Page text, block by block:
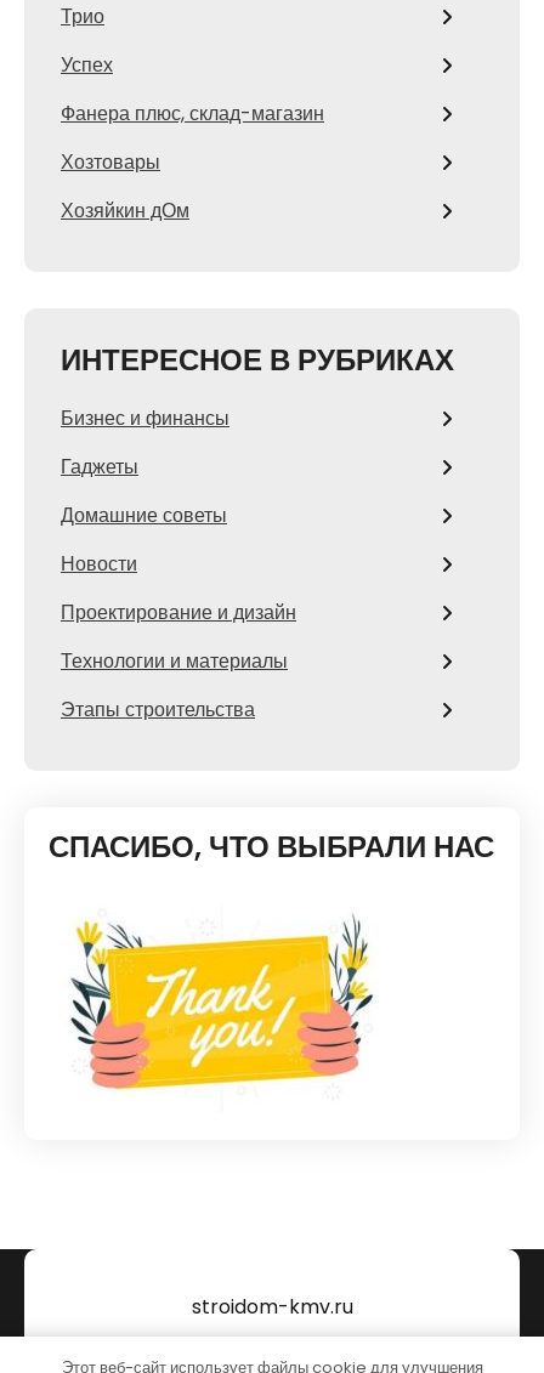
Трио
Успех
Фанера плюс, склад-магазин
Хозтовары
Хозяйкин дОм
ИНТЕРЕСНОЕ В РУБРИКАХ
Бизнес и финансы
Гаджеты
Домашние советы
Новости
Проектирование и дизайн
Технологии и материалы
Этапы строительства
СПАСИБО, ЧТО ВЫБРАЛИ НАС
stroidom-kmv.ru
Тема от Grace Themes
Этот веб-сайт использует файлы cookie для улучшения